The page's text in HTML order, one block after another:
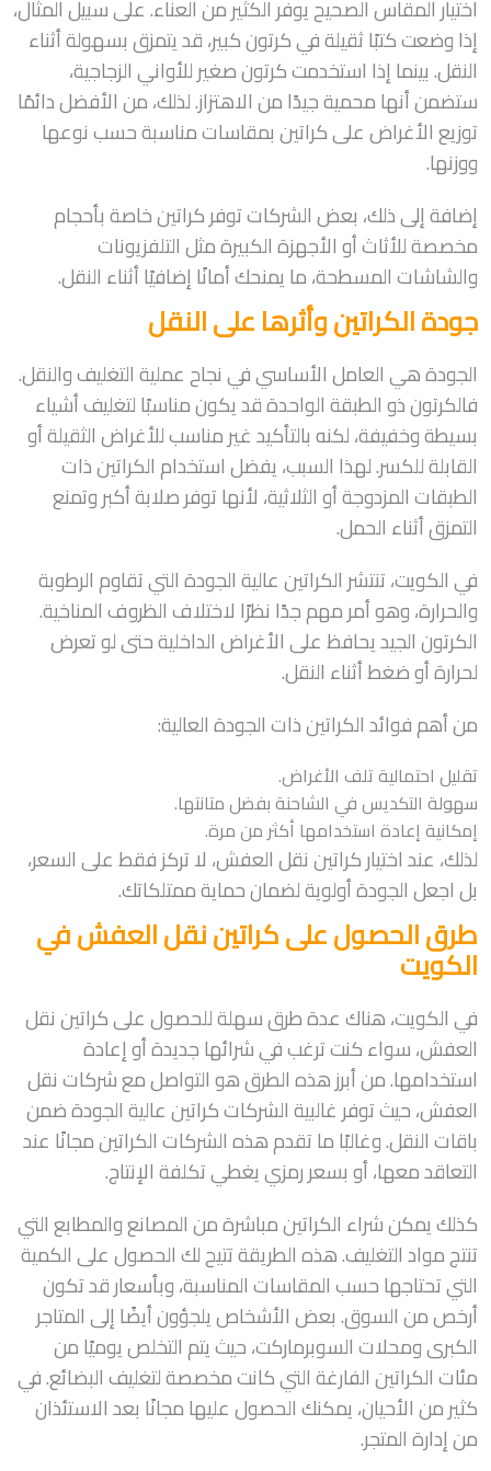
اختيار المقاس الصحيح يوفر الكثير من العناء. على سبيل المثال،
إذا وضعت كتبًا ثقيلة في كرتون كبير، قد يتمزق بسهولة أثناء
النقل. بينما إذا استخدمت كرتون صغير للأواني الزجاجية،
ستضمن أنها محمية جيدًا من الاهتزاز. لذلك، من الأفضل دائمًا
توزيع الأغراض على كراتين بمقاسات مناسبة حسب نوعها
ووزنها.
إضافة إلى ذلك، بعض الشركات توفر كراتين خاصة بأحجام
مخصصة للأثاث أو الأجهزة الكبيرة مثل التلفزيونات
والشاشات المسطحة، ما يمنحك أمانًا إضافيًا أثناء النقل.
جودة الكراتين وأثرها على النقل
الجودة هي العامل الأساسي في نجاح عملية التغليف والنقل.
فالكرتون ذو الطبقة الواحدة قد يكون مناسبًا لتغليف أشياء
بسيطة وخفيفة، لكنه بالتأكيد غير مناسب للأغراض الثقيلة أو
القابلة للكسر. لهذا السبب، يفضل استخدام الكراتين ذات
الطبقات المزدوجة أو الثلاثية، لأنها توفر صلابة أكبر وتمنع
التمزق أثناء الحمل.
في الكويت، تنتشر الكراتين عالية الجودة التي تقاوم الرطوبة
والحرارة، وهو أمر مهم جدًا نظرًا لاختلاف الظروف المناخية.
الكرتون الجيد يحافظ على الأغراض الداخلية حتى لو تعرض
لحرارة أو ضغط أثناء النقل.
من أهم فوائد الكراتين ذات الجودة العالية:
تقليل احتمالية تلف الأغراض.
سهولة التكديس في الشاحنة بفضل متانتها.
إمكانية إعادة استخدامها أكثر من مرة.
لذلك، عند اختيار كراتين نقل العفش، لا تركز فقط على السعر،
بل اجعل الجودة أولوية لضمان حماية ممتلكاتك.
طرق الحصول على كراتين نقل العفش في
الكويت
في الكويت، هناك عدة طرق سهلة للحصول على كراتين نقل
العفش، سواء كنت ترغب في شرائها جديدة أو إعادة
استخدامها. من أبرز هذه الطرق هو التواصل مع شركات نقل
العفش، حيث توفر غالبية الشركات كراتين عالية الجودة ضمن
باقات النقل. وغالبًا ما تقدم هذه الشركات الكراتين مجانًا عند
التعاقد معها، أو بسعر رمزي يغطي تكلفة الإنتاج.
كذلك يمكن شراء الكراتين مباشرة من المصانع والمطابع التي
تنتج مواد التغليف. هذه الطريقة تتيح لك الحصول على الكمية
التي تحتاجها حسب المقاسات المناسبة، وبأسعار قد تكون
أرخص من السوق. بعض الأشخاص يلجؤون أيضًا إلى المتاجر
الكبرى ومحلات السوبرماركت، حيث يتم التخلص يوميًا من
مئات الكراتين الفارغة التي كانت مخصصة لتغليف البضائع. في
كثير من الأحيان، يمكنك الحصول عليها مجانًا بعد الاستئذان
من إدارة المتجر.